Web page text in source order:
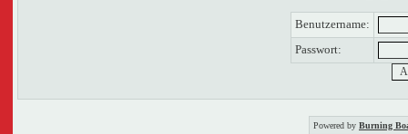
Benutzername:
Passwort:
Powered by Burning